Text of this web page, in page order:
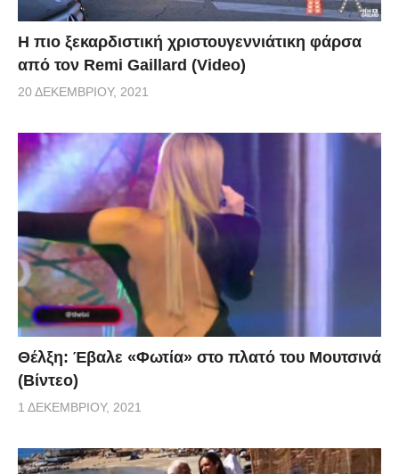
Η πιο ξεκαρδιστική χριστουγεννιάτικη φάρσα
από τον Remi Gaillard (Video)
20 ΔΕΚΕΜΒΡΊΟΥ, 2021
Θέλξη: Έβαλε «Φωτία» στο πλατό του Μουτσινά
(Βίντεο)
1 ΔΕΚΕΜΒΡΊΟΥ, 2021